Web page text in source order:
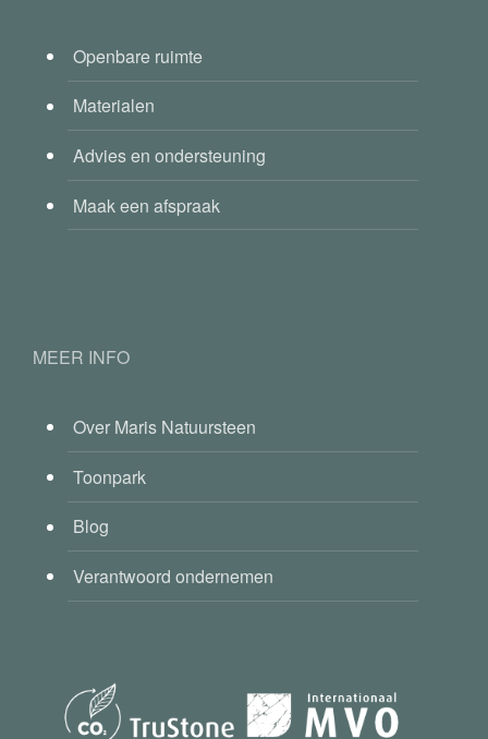
Openbare ruimte
Materialen
Advies en ondersteuning
Maak een afspraak
MEER INFO
Over Maris Natuursteen
Toonpark
Blog
Verantwoord ondernemen